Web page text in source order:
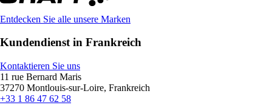
Entdecken Sie alle unsere Marken
Kundendienst in Frankreich
Kontaktieren Sie uns
11 rue Bernard Maris
37270 Montlouis-sur-Loire, Frankreich
+33 1 86 47 62 58